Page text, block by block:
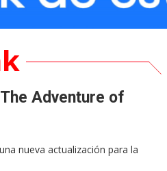
Adventure of
nueva actualización para la